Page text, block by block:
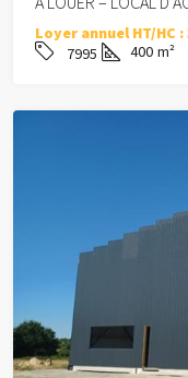
Loyer annuel HT/HC :
7995
400 m²